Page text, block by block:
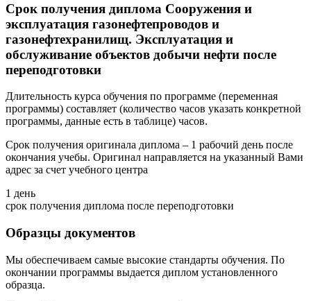
Срок получения диплома Сооружения и
эксплуатация газонефтепроводов и
газонефтехранилищ. Эксплуатация и
обслуживание объектов добычи нефти после
переподготовки
Длительность курса обучения по программе (переменная
программы) составляет (количество часов указать конкретной
программы, данные есть в таблице) часов.
Срок получения оригинала диплома – 1 рабочий день после
окончания учебы. Оригинал направляется на указанный Вами
адрес за счет учебного центра
1 день
срок получения диплома после переподготовки
Образцы документов
Мы обеспечиваем самые высокие стандарты обучения. По
окончании программы выдается диплом установленного
образца.